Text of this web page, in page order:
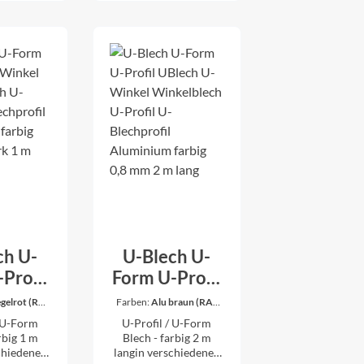
ist es
und
Ihren
U-
Profil
U-
(RAL
c=2,5cm
Form
1 m
U-Blech U-
Form U-Profil
UBlech U-
Winkel
Winkelblech
Farben:Alu braun (RAL
a=2,5cm, b=15cm,
c=2,5cm
U-Profil / U-Form
Blech - farbig 2 m
langin verschiedenen